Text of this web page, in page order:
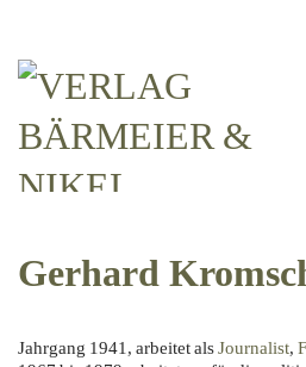
Gerhard
Jahrgang 1941, arbeitet alsJournalist,